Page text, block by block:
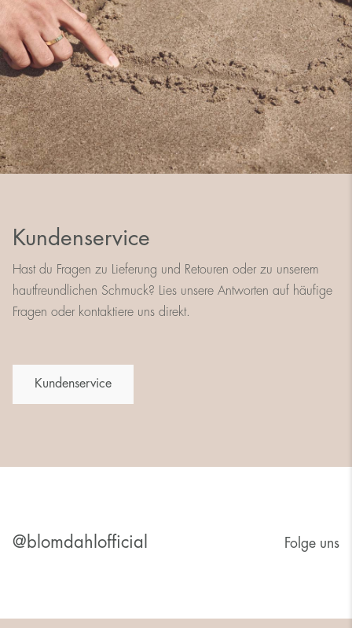
Kundenservice
Hast du Fragen zu Lieferung und Retouren oder zu unserem
hautfreundlichen Schmuck? Lies unsere Antworten auf häufige
Fragen oder kontaktiere uns direkt.
Kundenservice
@blomdahlofficial Folge uns